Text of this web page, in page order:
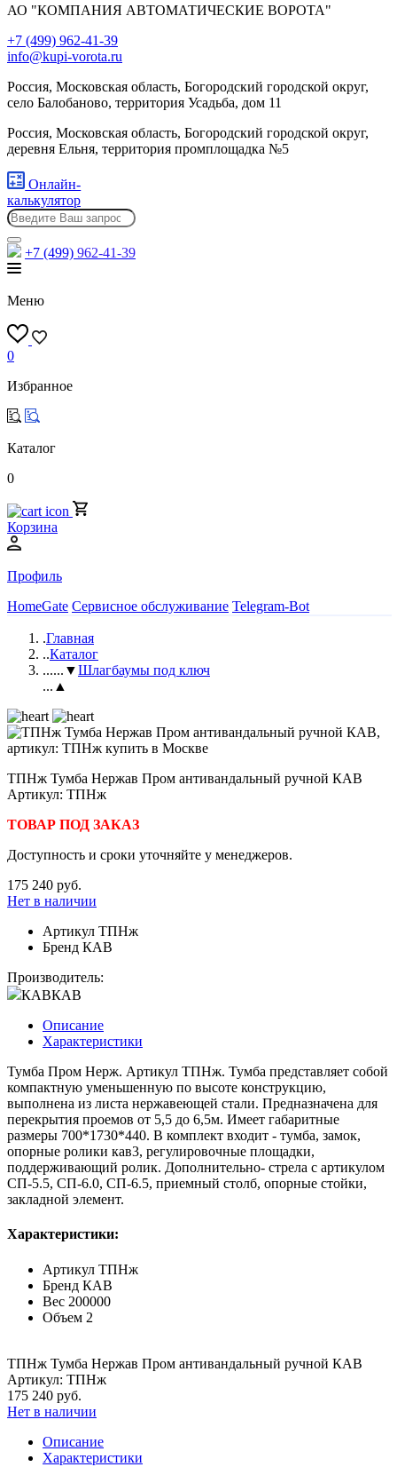
АО "КОМПАНИЯ АВТОМАТИЧЕСКИЕ ВОРОТА"
+7 (499) 962-41-39
info@kupi-vorota.ru
Россия, Московская область, Богородский городской округ,
село Балобаново, территория Усадьба, дом 11
Россия, Московская область, Богородский городской округ,
деревня Ельня, территория промплощадка №5
Онлайн-
калькулятор
+7 (499) 962-41-39
Меню
0
Избранное
Каталог
0
Корзина
Профиль
HomeGate Сервисное обслуживание Telegram-Bot
.Главная
..Каталог
......▼Шлагбаумы под ключ
...▲
ТПНж Тумба Нержав Пром антивандальный ручной КАВ
Артикул: ТПНж
ТОВАР ПОД ЗАКАЗ
Доступность и сроки уточняйте у менеджеров.
175 240 руб.
Нет в наличии
Артикул ТПНж
Бренд КАВ
Производитель:
КАВКАВ
Описание
Характеристики
Тумба Пром Нерж. Артикул ТПНж. Тумба представляет собой
компактную уменьшенную по высоте конструкцию,
выполнена из листа нержавеющей стали. Предназначена для
перекрытия проемов от 5,5 до 6,5м. Имеет габаритные
размеры 700*1730*440. В комплект входит - тумба, замок,
опорные ролики кав3, регулировочные площадки,
поддерживающий ролик. Дополнительно- стрела с артикулом
СП-5.5, СП-6.0, СП-6.5, приемный столб, опорные стойки,
закладной элемент.
Характеристики:
Артикул ТПНж
Бренд КАВ
Вес 200000
Объем 2
ТПНж Тумба Нержав Пром антивандальный ручной КАВ
Артикул: ТПНж
175 240 руб.
Нет в наличии
Описание
Характеристики